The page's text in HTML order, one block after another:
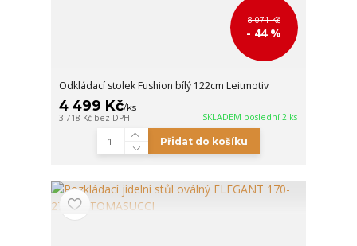
8 071 Kč
- 44 %
Odkládací stolek Fushion bílý 122cm Leitmotiv
4 499 Kč/ks
3 718 Kč bez DPH SKLADEM poslední 2 ks
Přidat do košíku